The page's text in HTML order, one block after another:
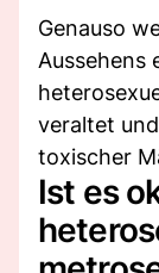
Genauso
Aussehens
veraltet
toxischer
Ist es